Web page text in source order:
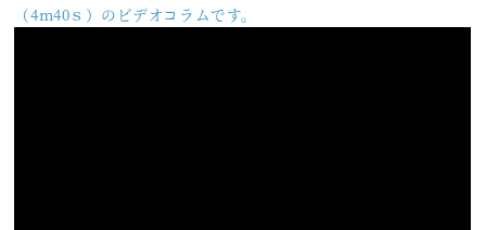
（4m40ｓ）のビデオコラムです。